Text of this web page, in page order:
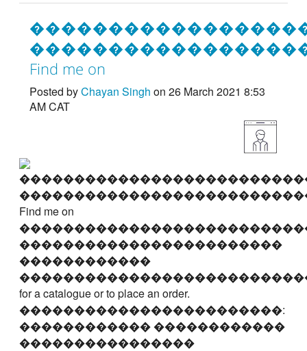
Find me on
Posted byChayan Singh on 26 March 2021 8:53
AM CAT
Find me on
������������������������
������������
for a catalogue or to place an order.
������������������������:
������������ ������������
����������������